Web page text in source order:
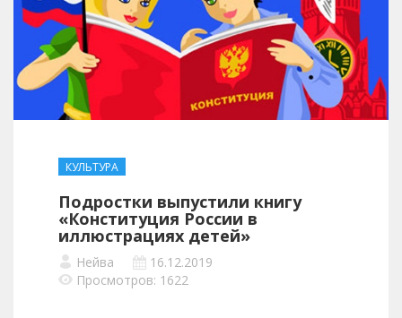
КУЛЬТУРА
Подростки выпустили книгу
«Конституция России в
иллюстрациях детей»
Нейва
16.12.2019
Просмотров: 1622